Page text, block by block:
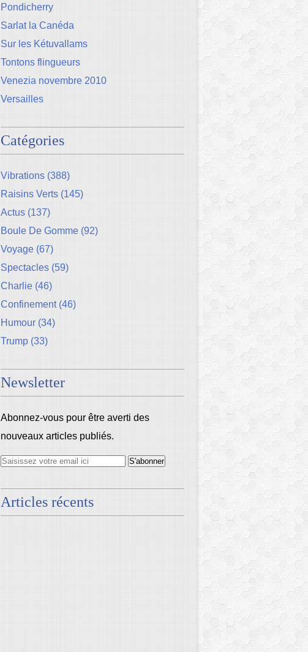
Pondicherry
Sarlat la Canéda
Sur les Kétuvallams
Tontons flingueurs
Venezia novembre 2010
Versailles
Catégories
Vibrations (388)
Raisins Verts (145)
Actus (137)
Boule De Gomme (92)
Voyage (67)
Spectacles (59)
Charlie (46)
Confinement(46)
Humour (34)
Trump (33)
Newsletter
Abonnez-vous pour être averti des
nouveaux articles publiés.
Articles récents